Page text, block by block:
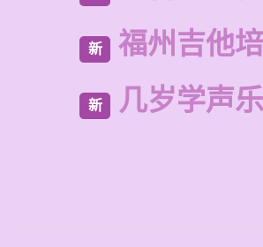
新 福州吉他
新 几岁学声